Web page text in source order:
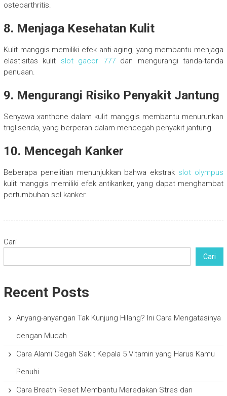
osteoarthritis.
8. Menjaga Kesehatan Kulit
Kulit manggis memiliki efek anti-aging, yang membantu menjaga
elastisitas kulit slot gacor 777dan mengurangi tanda-tanda
penuaan.
9. Mengurangi Risiko Penyakit Jantung
Senyawa xanthone dalam kulit manggis membantu menurunkan
trigliserida, yang berperan dalam mencegah penyakit jantung.
10. Mencegah Kanker
Beberapa penelitian menunjukkan bahwa ekstrak slot olympus
kulit manggis memiliki efek antikanker, yang dapat menghambat
pertumbuhan sel kanker.
Cari
Cari
Recent Posts
Anyang-anyangan Tak Kunjung Hilang? Ini Cara Mengatasinya
dengan Mudah
Cara Alami Cegah Sakit Kepala 5 Vitamin yang Harus Kamu
Penuhi
Cara Breath Reset Membantu Meredakan Stres dan